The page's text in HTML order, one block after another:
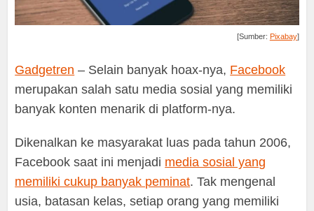
[Sumber: Pixabay]
Gadgetren – Selain banyak hoax-nya, Facebook
merupakan salah satu media sosial yang memiliki
banyak konten menarik di platform-nya.
Dikenalkan ke masyarakat luas pada tahun 2006,
Facebook saat ini menjadi media sosial yang
memiliki cukup banyak peminat. Tak mengenal
usia, batasan kelas, setiap orang yang memiliki